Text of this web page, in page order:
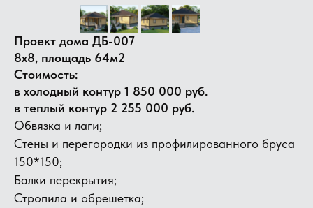
Проект дома ДБ-007
8х8, площадь 64м2
Стоимость:
в холодный контур 1 850 000 руб.
в теплый контур 2 255 000 руб.
Обвязка и лаги;
Стены и перегородки из профилированного бруса
150*150;
Балки перекрытия;
​Стропила и обрешетка;